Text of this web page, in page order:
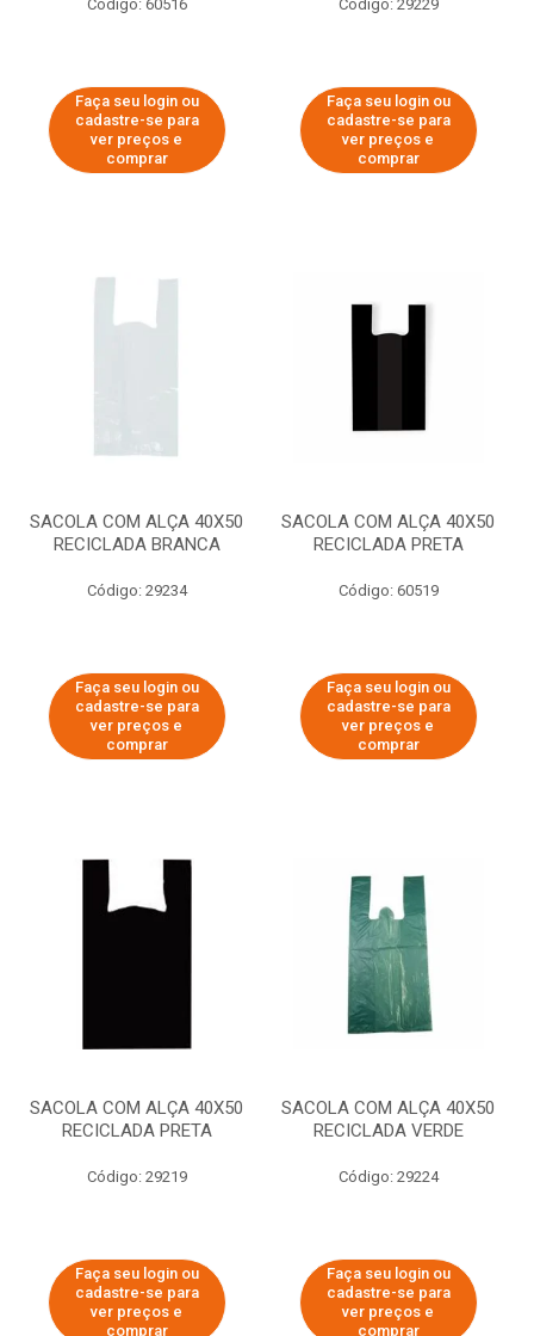
Código: 60516
Faça seu login ou
cadastre-se para
ver preços e
comprar
Código: 29229
Faça seu login ou
cadastre-se para
ver preços e
comprar
SACOLA COM ALÇA 40X50
RECICLADA BRANCA
Código: 29234
Faça seu login ou
cadastre-se para
ver preços e
comprar
SACOLA COM ALÇA 40X50
RECICLADA PRETA
Código: 60519
Faça seu login ou
cadastre-se para
ver preços e
comprar
SACOLA COM ALÇA 40X50
RECICLADA PRETA
Código: 29219
Faça seu login ou
cadastre-se para
ver preços e
comprar
SACOLA COM ALÇA 40X50
RECICLADA VERDE
Código: 29224
Faça seu login ou
cadastre-se para
ver preços e
comprar